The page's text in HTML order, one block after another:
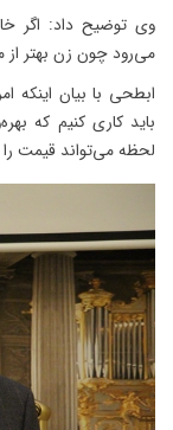
وی توضیح داد: اگر
می‌رود چون زن بهتر از
ابطحی با بیان اینکه
باید کاری کنیم که
لحظه می‌تواند قیمت را